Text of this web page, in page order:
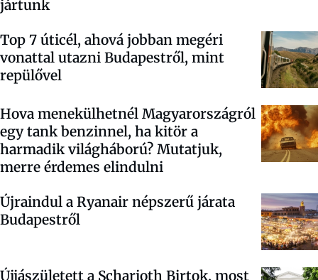
jártunk
Top 7 úticél, ahová jobban megéri
vonattal utazni Budapestről, mint
repülővel
Hova menekülhetnél Magyarországról
egy tank benzinnel, ha kitör a
harmadik világháború? Mutatjuk,
merre érdemes elindulni
Újraindul a Ryanair népszerű járata
Budapestről
Újjászületett a Scharioth Birtok, most